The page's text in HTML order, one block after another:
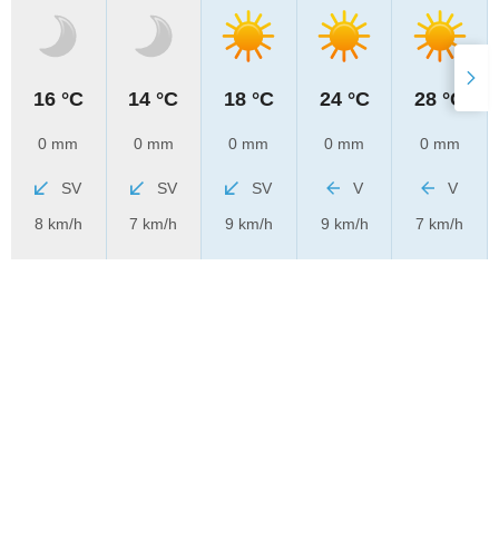
16 °C
0 mm
SV
8 km/h
14 °C
0 mm
SV
7 km/h
18 °C
0 mm
SV
9 km/h
24 °C
0 mm
V
9 km/h
28 °C
0 mm
V
7 km/h